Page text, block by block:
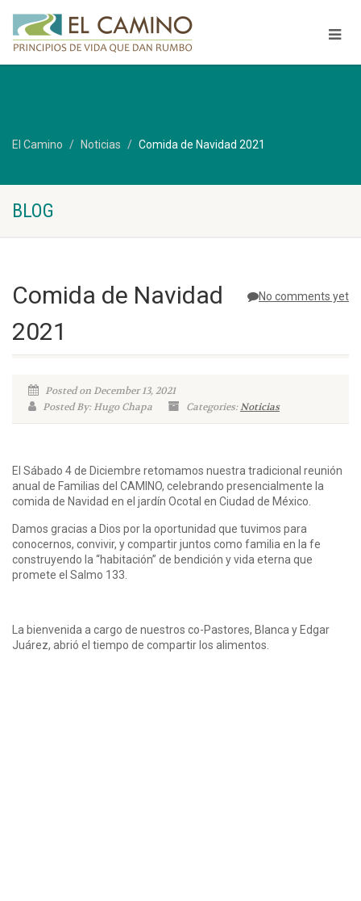
El Camino Noticias Comida de Navidad 2021
BLOG
No comments yet
Comida de Navidad
2021
Posted on December 13, 2021
Posted By: Hugo Chapa
Categories:Noticias
El Sábado 4 de Diciembre retomamos nuestra tradicional reunión
anual de Familias del CAMINO, celebrando presencialmente la
comida de Navidad en el jardín Ocotal en Ciudad de México.
Damos gracias a Dios por la oportunidad que tuvimos para
conocernos, convivir, y compartir juntos como familia en la fe
construyendo la “habitación” de bendición y vida eterna que
promete el Salmo 133.
La bienvenida a cargo de nuestros co-Pastores, Blanca y Edgar
Juárez, abrió el tiempo de compartir los alimentos.